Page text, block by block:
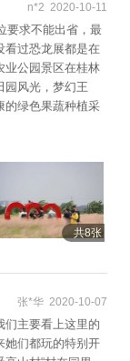
游
n*2 2020-10-11
要求不能出省，最
看过恐龙展都是在
业公园景区在桂林
园风光，梦幻王
的绿色果蔬种植采
能错过，还能看
境真的特别好，
会带孩子来的， 孩
车、蹦床投篮、
玩玩、孩子的童年
共8张